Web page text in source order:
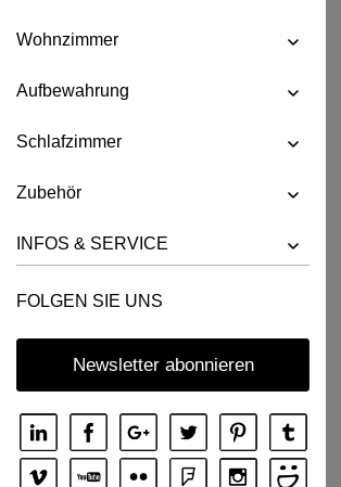
Wohnzimmer
Aufbewahrung
Schlafzimmer
Zubehör
INFOS & SERVICE
FOLGEN SIE UNS
Newsletter abonnieren